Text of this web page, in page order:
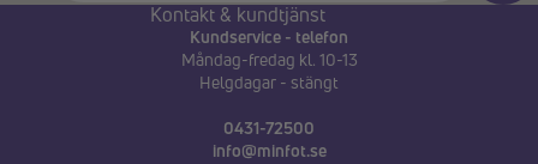
Kontakt & kundtjänst
Kundservice - telefon
Måndag-fredag kl. 10-13
Helgdagar - stängt
0431-72500
info@minfot.se